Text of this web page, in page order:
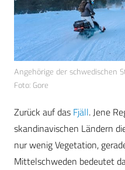
Angehörige der schwedischen
Foto: Gore
Zurück auf das Fjäll. Jene
skandinavischen Ländern
nur wenig Vegetation,
Mittelschweden bedeutet